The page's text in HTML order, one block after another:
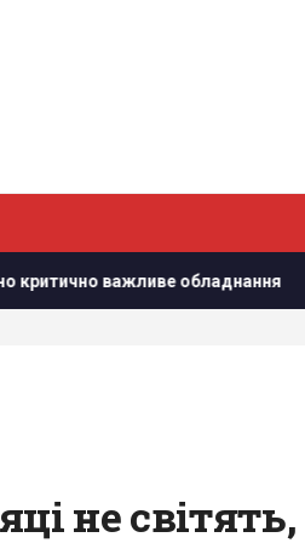
важливе обладнання
не